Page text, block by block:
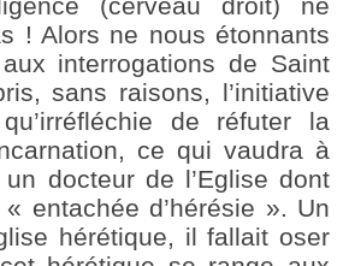
(cerveau droit) ne
! Alors ne nous étonnants
interrogations de Saint
sans raisons, l’initiative
de réfuter la
ce qui vaudra à
un docteur de l’Eglise dont
entachée d’hérésie ». Un
hérétique, il fallait oser